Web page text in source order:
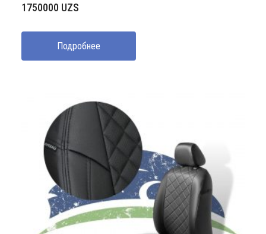
1750000 UZS
Подробнее